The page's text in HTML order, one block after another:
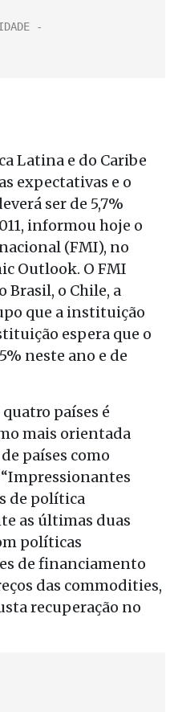
Latina e do Caribe
expectativas e o
ser de 5,7%
informou hoje o
(FMI), no
Outlook. O FMI
Brasil, o Chile, a
que a instituição
espera que o
neste ano e de
países é
mais orientada
países como
de política
as últimas duas
políticas
de financiamento
das commodities,
recuperação no